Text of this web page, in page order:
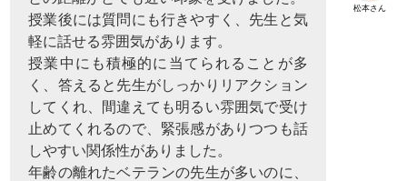
松本さん
授業後には質問にも行きやすく、先生と気
軽に話せる雰囲気があります。
授業中にも積極的に当てられることが多
く、答えると先生がしっかりリアクション
してくれ、間違えても明るい雰囲気で受け
止めてくれるので、緊張感がありつつも話
しやすい関係性がありました。
年齢の離れたベテランの先生が多いのに、